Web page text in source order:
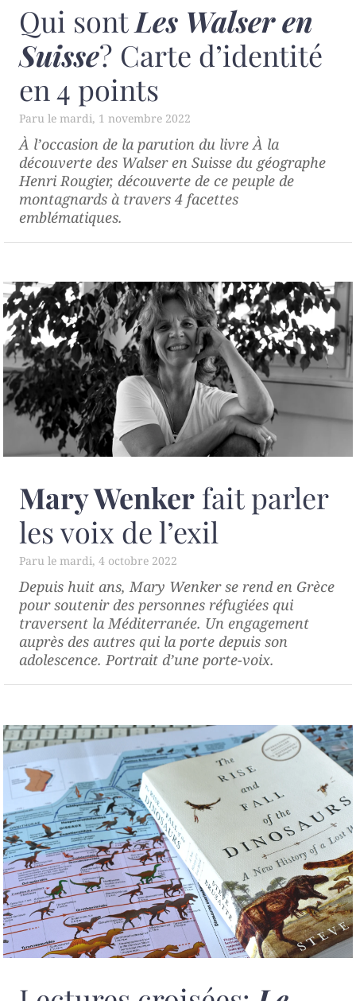
Qui sontLes Walser en
Suisse? Carte d’identité
en 4 points
mardi, 1 novembre 2022
À l’occasion de la parution du livreÀ la
découverte des Walser en Suisse du géographe
Henri Rougier, découverte de ce peuple de
montagnards à travers 4 facettes
emblématiques.
Mary Wenker fait parler
les voix de l’exil
mardi, 4 octobre 2022
Depuis huit ans, Mary Wenker se rend en Grèce
pour soutenir des personnes réfugiées qui
traversent la Méditerranée. Un engagement
auprès des autres qui la porte depuis son
adolescence. Portrait d’une porte-voix.